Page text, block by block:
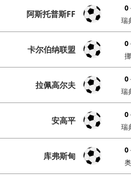
阿斯托普斯FF
0
瑞
卡尔伯纳联盟
0
拉佩高尔夫
0
瑞
安高平
0
瑞
库弗斯甸
0